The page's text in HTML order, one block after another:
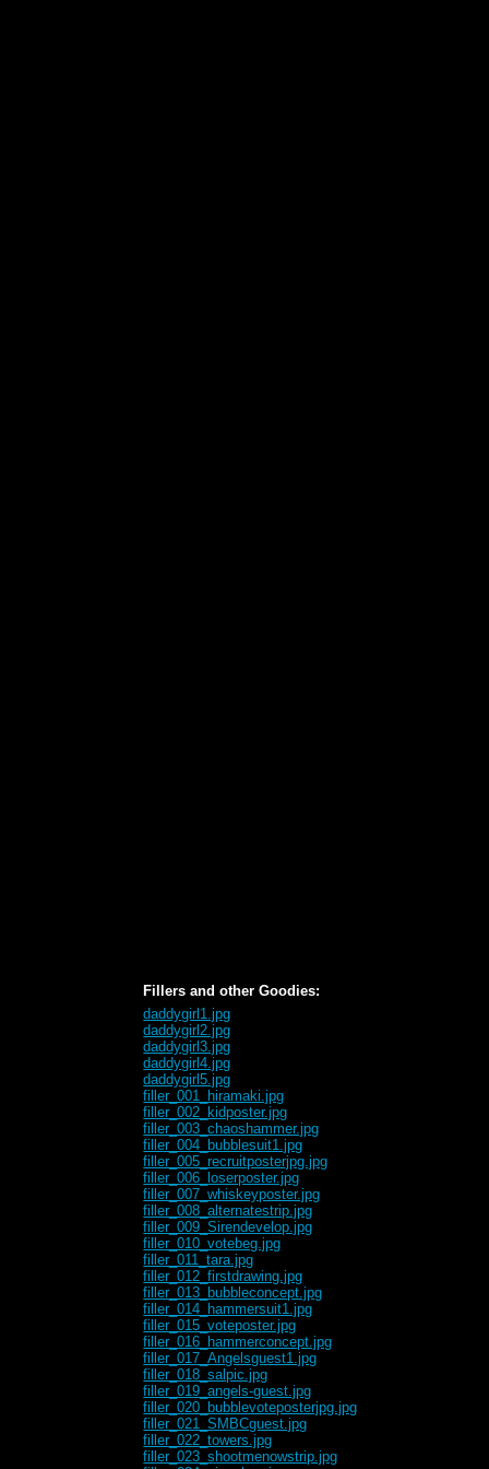
Fillers and other Goodies:
daddygirl1.jpg
daddygirl2.jpg
daddygirl3.jpg
daddygirl4.jpg
daddygirl5.jpg
filler_001_hiramaki.jpg
filler_002_kidposter.jpg
filler_003_chaoshammer.jpg
filler_004_bubblesuit1.jpg
filler_005_recruitposterjpg.jpg
filler_006_loserposter.jpg
filler_007_whiskeyposter.jpg
filler_008_alternatestrip.jpg
filler_009_Sirendevelop.jpg
filler_010_votebeg.jpg
filler_011_tara.jpg
filler_012_firstdrawing.jpg
filler_013_bubbleconcept.jpg
filler_014_hammersuit1.jpg
filler_015_voteposter.jpg
filler_016_hammerconcept.jpg
filler_017_Angelsguest1.jpg
filler_018_salpic.jpg
filler_019_angels-guest.jpg
filler_020_bubblevoteposterjpg.jpg
filler_021_SMBCguest.jpg
filler_022_towers.jpg
filler_023_shootmenowstrip.jpg